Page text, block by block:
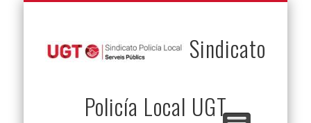
Sindicato
Policía Local UGT